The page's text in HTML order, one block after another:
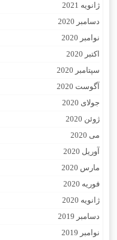
ژانویه 2021
دسامبر 2020
نوامبر 2020
اکتبر 2020
سپتامبر 2020
آگوست 2020
جولای 2020
ژوئن 2020
می 2020
آوریل 2020
مارس 2020
فوریه 2020
ژانویه 2020
دسامبر 2019
نوامبر 2019